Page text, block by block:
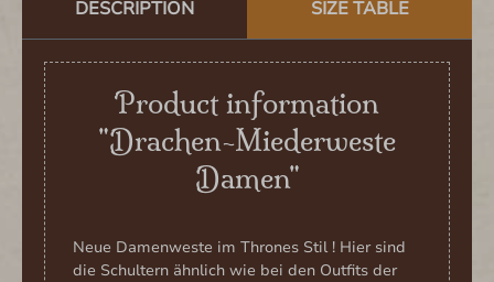
DESCRIPTION SIZE TABLE
Product information
"Drachen-Miederweste
Damen"
Neue Damenweste im Thrones Stil ! Hier sind
die Schultern ähnlich wie bei den Outfits der